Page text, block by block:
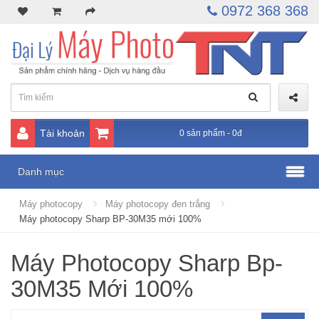
0972 368 368
Tài khoản 0 sản phẩm - 0đ
Danh mục
Máy photocopy
Máy photocopy đen trắng
Máy photocopy Sharp BP-30M35 mới 100%
Máy Photocopy Sharp Bp-
30M35 Mới 100%